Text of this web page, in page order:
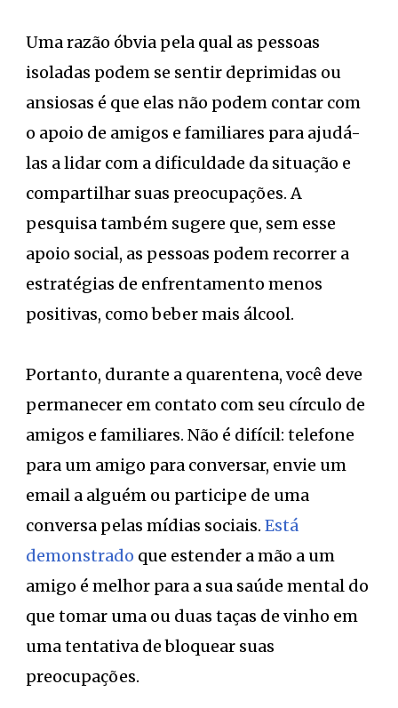
Uma razão óbvia pela qual as pessoas
isoladas podem se sentir deprimidas ou
ansiosas é que elas não podem contar com
o apoio de amigos e familiares para ajudá-
las a lidar com a dificuldade da situação e
compartilhar suas preocupações. A
pesquisa também sugere que, sem esse
apoio social, as pessoas podem recorrer a
estratégias de enfrentamento menos
positivas, como beber mais álcool.
Portanto, durante a quarentena, você deve
permanecer em contato com seu círculo de
amigos e familiares. Não é difícil: telefone
para um amigo para conversar, envie um
email a alguém ou participe de uma
conversa pelas mídias sociais. Está
demonstrado que estender a mão a um
amigo é melhor para a sua saúde mental do
que tomar uma ou duas taças de vinho em
uma tentativa de bloquear suas
preocupações.